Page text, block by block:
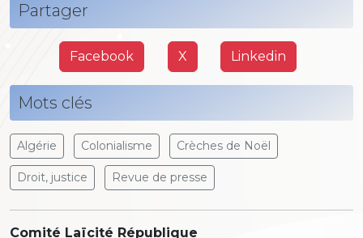
Partager
Facebook X Linkedin
Mots clés
Algérie Colonialisme Crèches de Noël
Droit, justice Revue de presse
Comité Laïcité République